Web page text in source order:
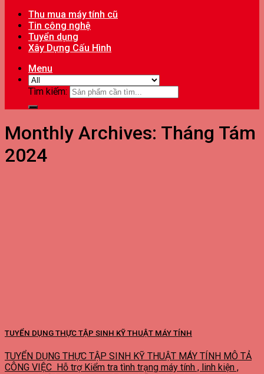
Thu mua máy tính cũ
Tin công nghệ
Tuyển dụng
Xây Dựng Cấu Hình
Menu
Tìm kiếm:
Monthly Archives: Tháng Tám
2024
TUYỂN DỤNG THỰC TẬP SINH KỸ THUẬT MÁY TÍNH
TUYỂN DỤNG THỰC TẬP SINH KỸ THUẬT MÁY TÍNH MÔ TẢ
CÔNG VIỆC Hỗ trợ Kiểm tra tình trạng máy tính , linh kiện ,